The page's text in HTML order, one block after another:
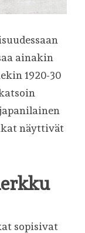
ainakin
1920-30
näyttivät
sopisivat